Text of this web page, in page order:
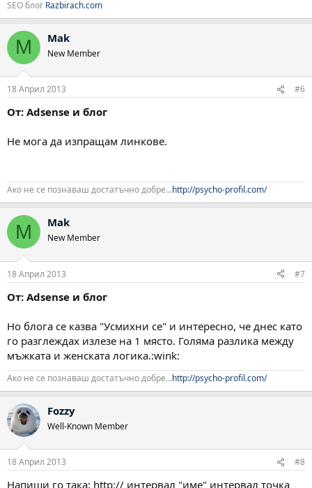
SEO блог Razbirach.com
M Mak
New Member
18 Април 2013 #6
От: Adsense и блог
Не мога да изпращам линкове.
Ако не се познаваш достатъчно добре...http://psycho-profil.com/
M Mak
New Member
18 Април 2013 #7
От: Adsense и блог
Но блога се казва "Усмихни се" и интересно, че днес като
го разглеждах излезе на 1 място. Голяма разлика между
мъжката и женската логика.:wink:
Ако не се познаваш достатъчно добре...http://psycho-profil.com/
Fozzy
Well-Known Member
18 Април 2013 #8
Напиши го така: http:// интервал "име" интервал точка